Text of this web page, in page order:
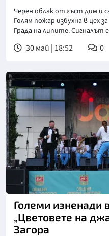
Черен облак от гъст дим и
Голям пожар избухна в цех
Града на липите. Сигналът
30 май | 18:52 0
Големи изненади
„Цветовете на
Загора